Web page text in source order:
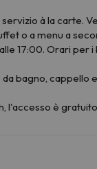
à la carte.
o a menu a
17:00. Orari per
bagno, cappello
è